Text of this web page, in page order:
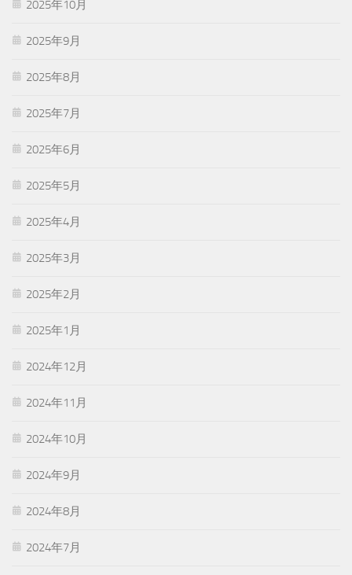
2025年10月
2025年9月
2025年8月
2025年7月
2025年6月
2025年5月
2025年4月
2025年3月
2025年2月
2025年1月
2024年12月
2024年11月
2024年10月
2024年9月
2024年8月
2024年7月